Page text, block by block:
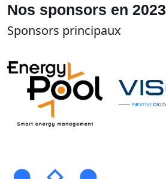
Nos sponsors en 2023
Sponsors principaux